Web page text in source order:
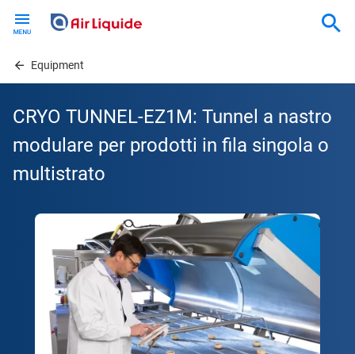
contentEquipment
CRYO TUNNEL-EZ1M: Tunnel a nastro
modulare per prodotti in fila singola o
multistrato